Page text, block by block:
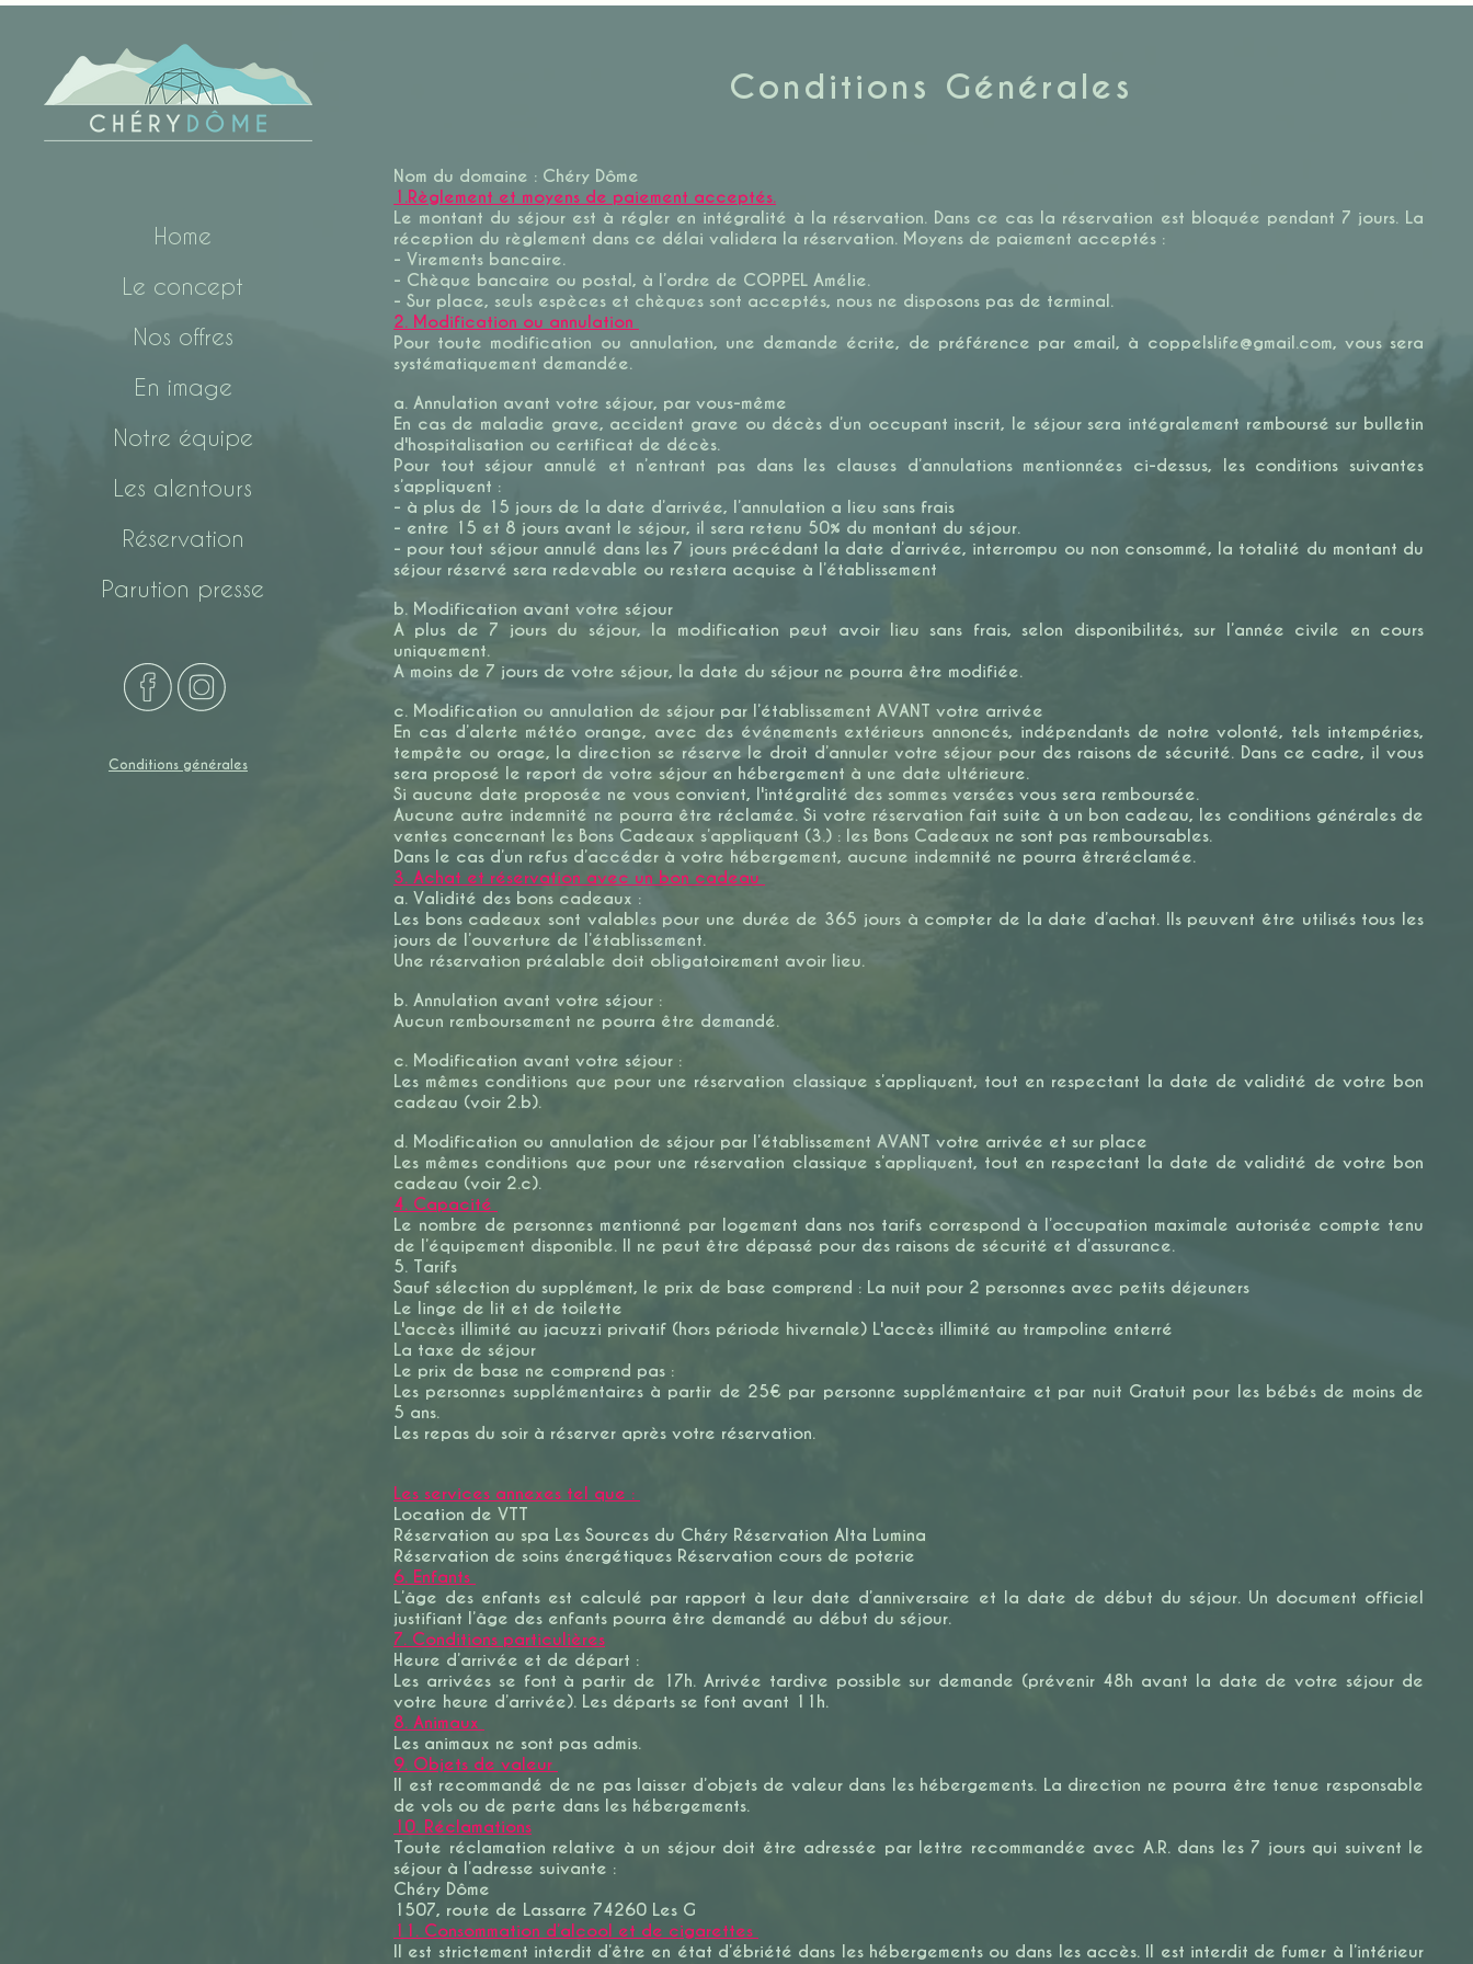
Home
Le concept
Nos offres
En image
Notre équipe
Les alentours
Réservation
Parution presse
Conditions générales
Conditions Générales
Nom du domaine : Chéry Dôme
1.Règlement et moyens de paiement acceptés.
Le montant du séjour est à régler en intégralité à la réservation. Dans ce cas la réservation est bloquée pendant 7 jours. La
réception du règlement dans ce délai validera la réservation. Moyens de paiement acceptés :
- Virements bancaire.
- Chèque bancaire ou postal, à l’ordre de COPPEL Amélie.
- Sur place, seuls espèces et chèques sont acceptés, nous ne disposons pas de terminal.
2. Modification ou annulation
Pour toute modification ou annulation, une demande écrite, de préférence par email, à coppelslife@gmail.com​, vous sera
systématiquement demandée.
a. Annulation avant votre séjour, par vous-même
En cas de maladie grave, accident grave ou décès d’un occupant inscrit, le séjour sera intégralement remboursé sur bulletin
d'hospitalisation ou certificat de décès.
Pour tout séjour annulé et n’entrant pas dans les clauses d’annulations mentionnées ci-dessus, les conditions suivantes
s’appliquent :
- à plus de 15 jours de la date d’arrivée, l’annulation a lieu sans frais
- entre 15 et 8 jours avant le séjour, il sera retenu 50% du montant du séjour.
- pour tout séjour annulé dans les 7 jours précédant la date d’arrivée, interrompu ou non consommé, la totalité du montant du
séjour réservé sera redevable ou restera acquise à l’établissement
b. Modification avant votre séjour
A plus de 7 jours du séjour, la modification peut avoir lieu sans frais, selon disponibilités, sur l’année civile en cours
uniquement.
A moins de 7 jours de votre séjour, la date du séjour ne pourra être modifiée.
c. Modification ou annulation de séjour par l’établissement AVANT votre arrivée
En cas d’alerte météo orange, avec des événements extérieurs annoncés, indépendants de notre volonté, tels intempéries,
tempête ou orage, la direction se réserve le droit d’annuler votre séjour pour des raisons de sécurité. Dans ce cadre, il vous
sera proposé le report de votre séjour en hébergement à une date ultérieure.
Si aucune date proposée ne vous convient, l'intégralité des sommes versées vous sera remboursée.
Aucune autre indemnité ne pourra être réclamée. Si votre réservation fait suite à un bon cadeau, les conditions générales de
ventes concernant les Bons Cadeaux s’appliquent (3.) : les Bons Cadeaux ne sont pas remboursables.
Dans le cas d’un refus d’accéder à votre hébergement, aucune indemnité ne pourra êtreréclamée.
3. Achat et réservation avec un bon cadeau
a. Validité des bons cadeaux :
Les bons cadeaux sont valables pour une durée de 365 jours à compter de la date d’achat. Ils peuvent être utilisés tous les
jours de l’ouverture de l’établissement.
Une réservation préalable doit obligatoirement avoir lieu.
b. Annulation avant votre séjour :
Aucun remboursement ne pourra être demandé.
c. Modification avant votre séjour :
Les mêmes conditions que pour une réservation classique s’appliquent, tout en respectant la date de validité de votre bon
cadeau (voir 2.b).
d. Modification ou annulation de séjour par l’établissement AVANT votre arrivée et sur place
Les mêmes conditions que pour une réservation classique s’appliquent, tout en respectant la date de validité de votre bon
cadeau (voir 2.c).
4. Capacité
Le nombre de personnes mentionné par logement dans nos tarifs correspond à l’occupation maximale autorisée compte tenu
de l’équipement disponible. Il ne peut être dépassé pour des raisons de sécurité et d’assurance.
5. Tarifs
Sauf sélection du supplément, le prix de base comprend : La nuit pour 2 personnes avec petits déjeuners
Le linge de lit et de toilette
L'accès illimité au jacuzzi privatif (hors période hivernale) L'accès illimité au trampoline enterré
La taxe de séjour
Le prix de base ne comprend pas :
Les personnes supplémentaires à partir de 25€ par personne supplémentaire et par nuit Gratuit pour les bébés de moins de
5 ans.
Les repas du soir à réserver après votre réservation.
Les services annexes tel que :
Location de VTT
Réservation au spa Les Sources du Chéry Réservation Alta Lumina
Réservation de soins énergétiques Réservation cours de poterie
6. Enfants
L’âge des enfants est calculé par rapport à leur date d’anniversaire et la date de début du séjour. Un document officiel
justifiant l’âge des enfants pourra être demandé au début du séjour.
7. Conditions particulières
Heure d’arrivée et de départ :
Les arrivées se font à partir de 17h. Arrivée tardive possible sur demande (prévenir 48h avant la date de votre séjour de
votre heure d’arrivée). Les départs se font avant 11h.
8. Animaux
Les animaux ne sont pas admis.
9. Objets de valeur
Il est recommandé de ne pas laisser d’objets de valeur dans les hébergements. La direction ne pourra être tenue responsable
de vols ou de perte dans les hébergements.
10. Réclamations
Toute réclamation relative à un séjour doit être adressée par lettre recommandée avec A.R. dans les 7 jours qui suivent le
séjour à l’adresse suivante :
Chéry Dôme
1507, route de Lassarre 74260 Les G
11. Consommation d’alcool et de cigarettes
Il est strictement interdit d’être en état d’ébriété dans les hébergements ou dans les accès. Il est interdit de fumer à l’intérieur